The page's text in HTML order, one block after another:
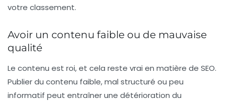
votre classement.
Avoir un contenu faible ou de mauvaise
qualité
Le contenu est roi, et cela reste vrai en matière de SEO.
Publier du contenu faible, mal structuré ou peu
informatif peut entraîner une détérioration du